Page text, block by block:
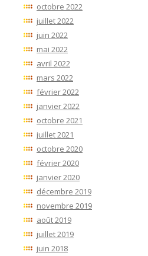
octobre 2022
juillet 2022
juin 2022
mai 2022
avril 2022
mars 2022
février 2022
janvier 2022
octobre 2021
juillet 2021
octobre 2020
février 2020
janvier 2020
décembre 2019
novembre 2019
août 2019
juillet 2019
juin 2018